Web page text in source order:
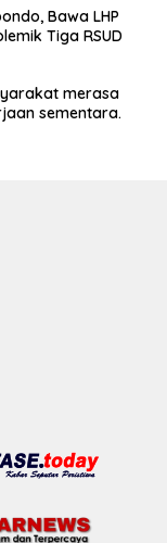
Bawa LHP
Tiga RSUD
merasa
sementara.